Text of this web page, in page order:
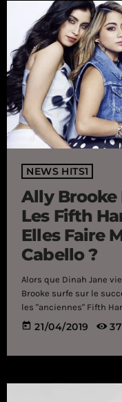
NEWS HITS1
Ally Brooke
Les Fifth
Elles Faire
Cabello ?
Alors que Dinah Jane
Brooke surfe sur le
les "anciennes" Fifth
sommets comme
pour Dinah Jane et Ally
today 21/04/2019